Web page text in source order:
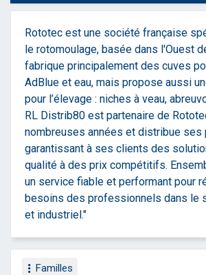
Rototec est une société française
le rotomoulage, basée dans l'Ouest
fabrique principalement des cuves
AdBlue et eau, mais propose aussi
pour l’élevage : niches à veau,
RL Distrib80 est partenaire de
nombreuses années et distribue ses
garantissant à ses clients des
qualité à des prix compétitifs.
un service fiable et performant pour
besoins des professionnels dans le
et industriel."
Familles